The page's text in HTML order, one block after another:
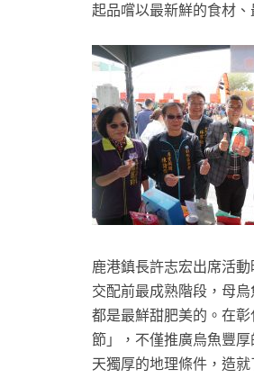
起品嚐以最新鮮的食材
鹿港鎮長許志宏出席活
交配前最成熟階段，母
都是最鮮甜肥美的。在
節」，不僅推廣烏魚豐
天獨厚的地理條件，造